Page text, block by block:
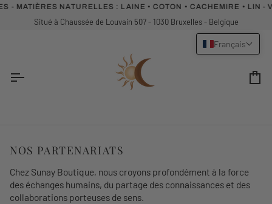
Passer
MATIÈRES NATURELLES :LAINE • COTON • CACHEMIRE • LIN -
Situé à Chaussée de Louvain 507 - 1030 Bruxelles - Belgique
NOS PARTENARIATS
Chez Sunay Boutique, nous croyons profondément à la force
des échanges humains, du partage des connaissances et des
collaborations porteuses de sens.
Français